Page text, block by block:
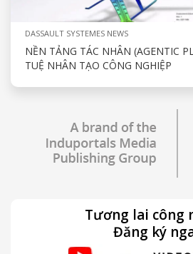
DASSAULT SYSTEMES NEWS
NỀN TẢNG TÁC NHÂN (AGENTIC
TUỆ NHÂN TẠO CÔNG NGHIỆP
Tương lai công
Đăng ký